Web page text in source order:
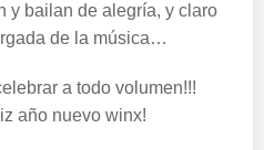
y bailan de alegría, y claro
de la música…
a todo volumen!!!
año nuevo winx!